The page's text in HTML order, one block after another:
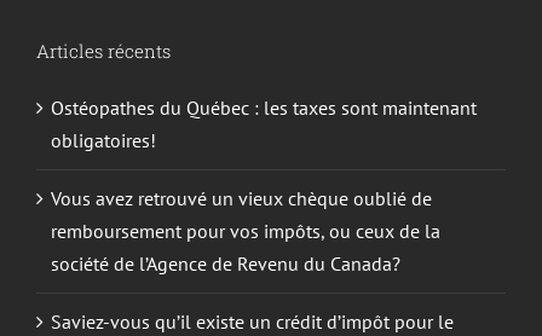
:
Articles récents
Ostéopathes du Québec : les taxes sont maintenant
obligatoires!
Vous avez retrouvé un vieux chèque oublié de
remboursement pour vos impôts, ou ceux de la
société de l’Agence de Revenu du Canada?
Saviez-vous qu’il existe un crédit d’impôt pour le